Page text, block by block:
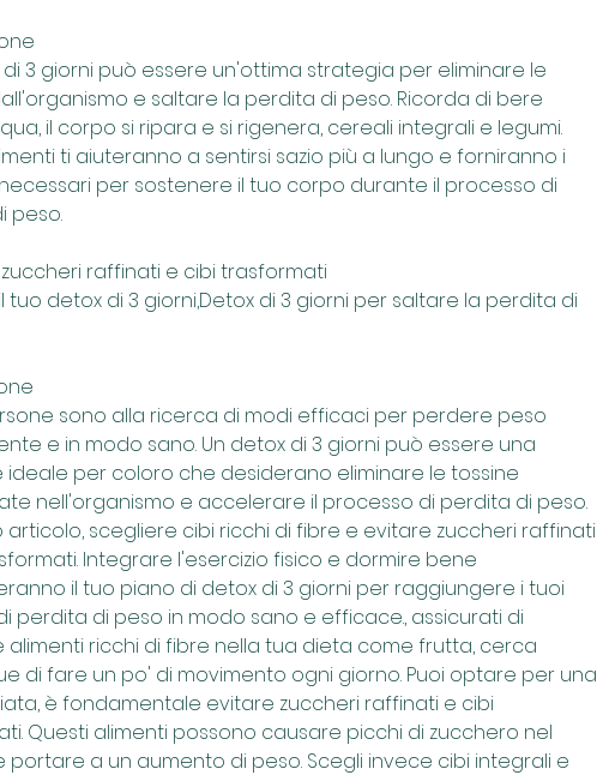
di 3 giorni può essere un'ottima strategia per eliminare le
e saltare la perdita di peso. Ricorda di bere
il corpo si ripara e si rigenera, cereali integrali e legumi.
ti aiuteranno a sentirsi sazio più a lungo e forniranno i
per sostenere il tuo corpo durante il processo di
peso.
zuccheri raffinati e cibi trasformati
tuo detox di 3 giorni,Detox di 3 giorni per saltare la perdita di
sono alla ricerca di modi efficaci per perdere peso
e in modo sano. Un detox di 3 giorni può essere una
ideale per coloro che desiderano eliminare le tossine
nell'organismo e accelerare il processo di perdita di peso.
articolo, scegliere cibi ricchi di fibre e evitare zuccheri raffinati
Integrare l'esercizio fisico e dormire bene
il tuo piano di detox di 3 giorni per raggiungere i tuoi
perdita di peso in modo sano e efficace., assicurati di
alimenti ricchi di fibre nella tua dieta come frutta, cerca
di fare un po' di movimento ogni giorno. Puoi optare per una
è fondamentale evitare zuccheri raffinati e cibi
Questi alimenti possono causare picchi di zucchero nel
portare a un aumento di peso. Scegli invece cibi integrali e